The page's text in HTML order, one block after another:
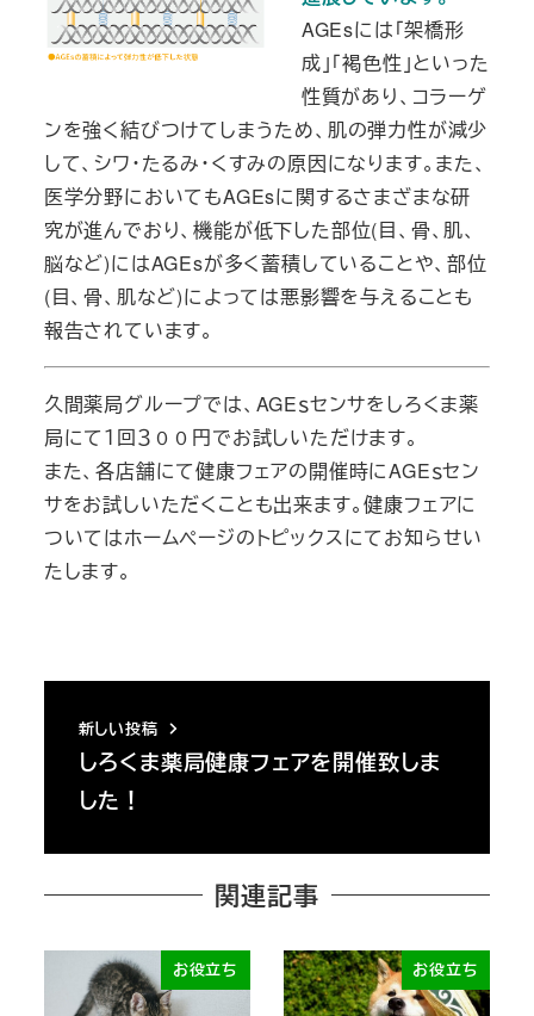
AGEsには「架橋形
成」「褐色性」といった
性質があり、コラーゲ
ンを強く結びつけてしまうため、肌の弾力性が減少
して、シワ・たるみ・くすみの原因になります。また、
医学分野においてもAGEsに関するさまざまな研
究が進んでおり、機能が低下した部位(目、骨、肌、
脳など)にはAGEsが多く蓄積していることや、部位
(目、骨、肌など)によっては悪影響を与えることも
報告されています。
久間薬局グループでは、AGEｓセンサをしろくま薬
局にて１回３００円でお試しいただけます。
また、各店舗にて健康フェアの開催時にAGEｓセン
サをお試しいただくことも出来ます。健康フェアに
ついてはホームページのトピックスにてお知らせい
たします。
新しい投稿
しろくま薬局健康フェアを開催致しま
した！
関連記事
お役立ち お役立ち